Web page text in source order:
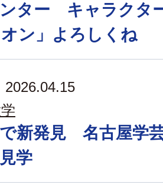
ンター キャラクタ
ン」よろしくね
2026.04.15
で新発見 名古屋学
学